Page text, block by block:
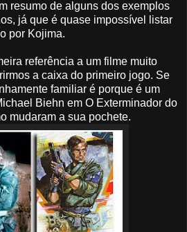
resumo de alguns dos exemplos
já que é quase impossível listar
por Kojima.
referência a um filme muito
a caixa do primeiro jogo. Se
familiar é porque é um
Biehn em O Exterminador do
mudaram a sua pochete.